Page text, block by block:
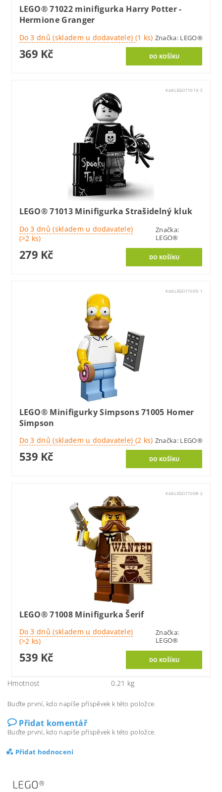
LEGO® 71022 minifigurka Harry Potter -
Hermione Granger
Do 3 dnů (skladem u dodavatele) (1 ks) Značka: LEGO®
369 Kč
Kód:LEGO71013-5
LEGO® 71013 Minifigurka Strašidelný kluk
Do 3 dnů (skladem u dodavatele)
(>2 ks)
Značka:
LEGO®
279 Kč
Kód:LEGO71005-1
LEGO® Minifigurky Simpsons 71005 Homer
Simpson
Do 3 dnů (skladem u dodavatele) (2 ks) Značka: LEGO®
539 Kč
Kód:LEGO71008-2
LEGO® 71008 Minifigurka Šerif
Do 3 dnů (skladem u dodavatele)
(>2 ks)
Značka:
LEGO®
539 Kč
Hmotnost 0.21 kg
Buďte první, kdo napíše příspěvek k této položce.
Přidat komentář
Buďte první, kdo napíše příspěvek k této položce.
Přidat hodnocení
LEGO®